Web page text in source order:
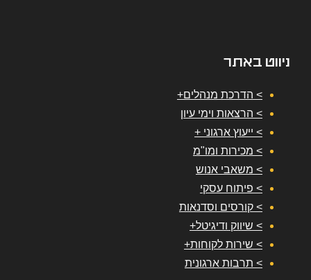
ניווט באתר
> הדרכת מנהלים+
> הרצאות וימי עיון
> ייעוץ ארגוני +
> מכירות ומו"מ
> משאבי אנוש
> פיתוח עסקי
> קורסים וסדנאות
> שיווק ודיגיטל+
> שירות לקוחות+
> תרבות ארגונית